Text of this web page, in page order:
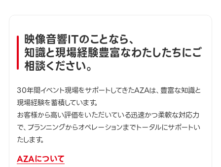
映像音響ITのことなら、
知識と現場経験豊富なわたしたちにご
相談ください。
30年間イベント現場をサポートしてきたAZAは、豊富な知識と
現場経験を蓄積しています。
お客様から高い評価をいただいている迅速かつ柔軟な対応力
で、プランニングからオペレーションまでトータルにサポートい
たします。
AZAについて